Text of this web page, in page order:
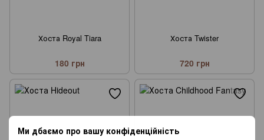
Ми дбаємо про вашу конфіденційність
Хоста Royal Tiara
180 грн
Хоста Twister
720 грн